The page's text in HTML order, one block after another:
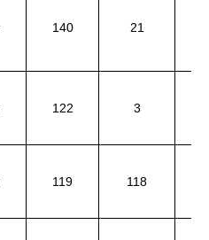
140 21
122 3
119 118